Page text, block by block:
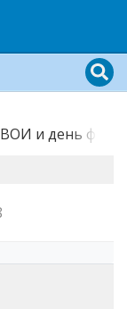
ВОИ и день